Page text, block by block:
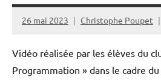
26 mai 2023 Christophe Poupet
Vidéo réalisée par les élèves du
Programmation » dans le cadre